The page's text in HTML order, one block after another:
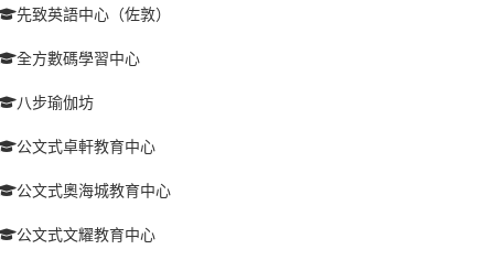
先致英語中心（佐敦）
全方數碼學習中心
八步瑜伽坊
公文式卓軒教育中心
公文式奧海城教育中心
公文式文耀教育中心